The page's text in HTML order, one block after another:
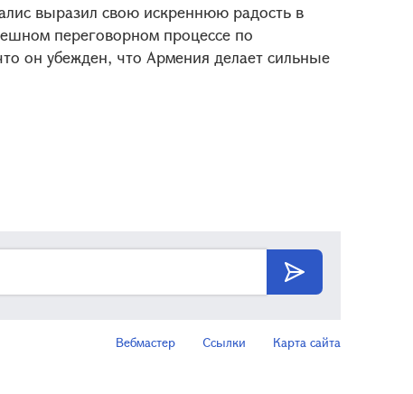
выразил свою искреннюю радость в
переговорном процессе по
он убежден, что Армения делает сильные
Вебмастер Ссылки Карта сайта